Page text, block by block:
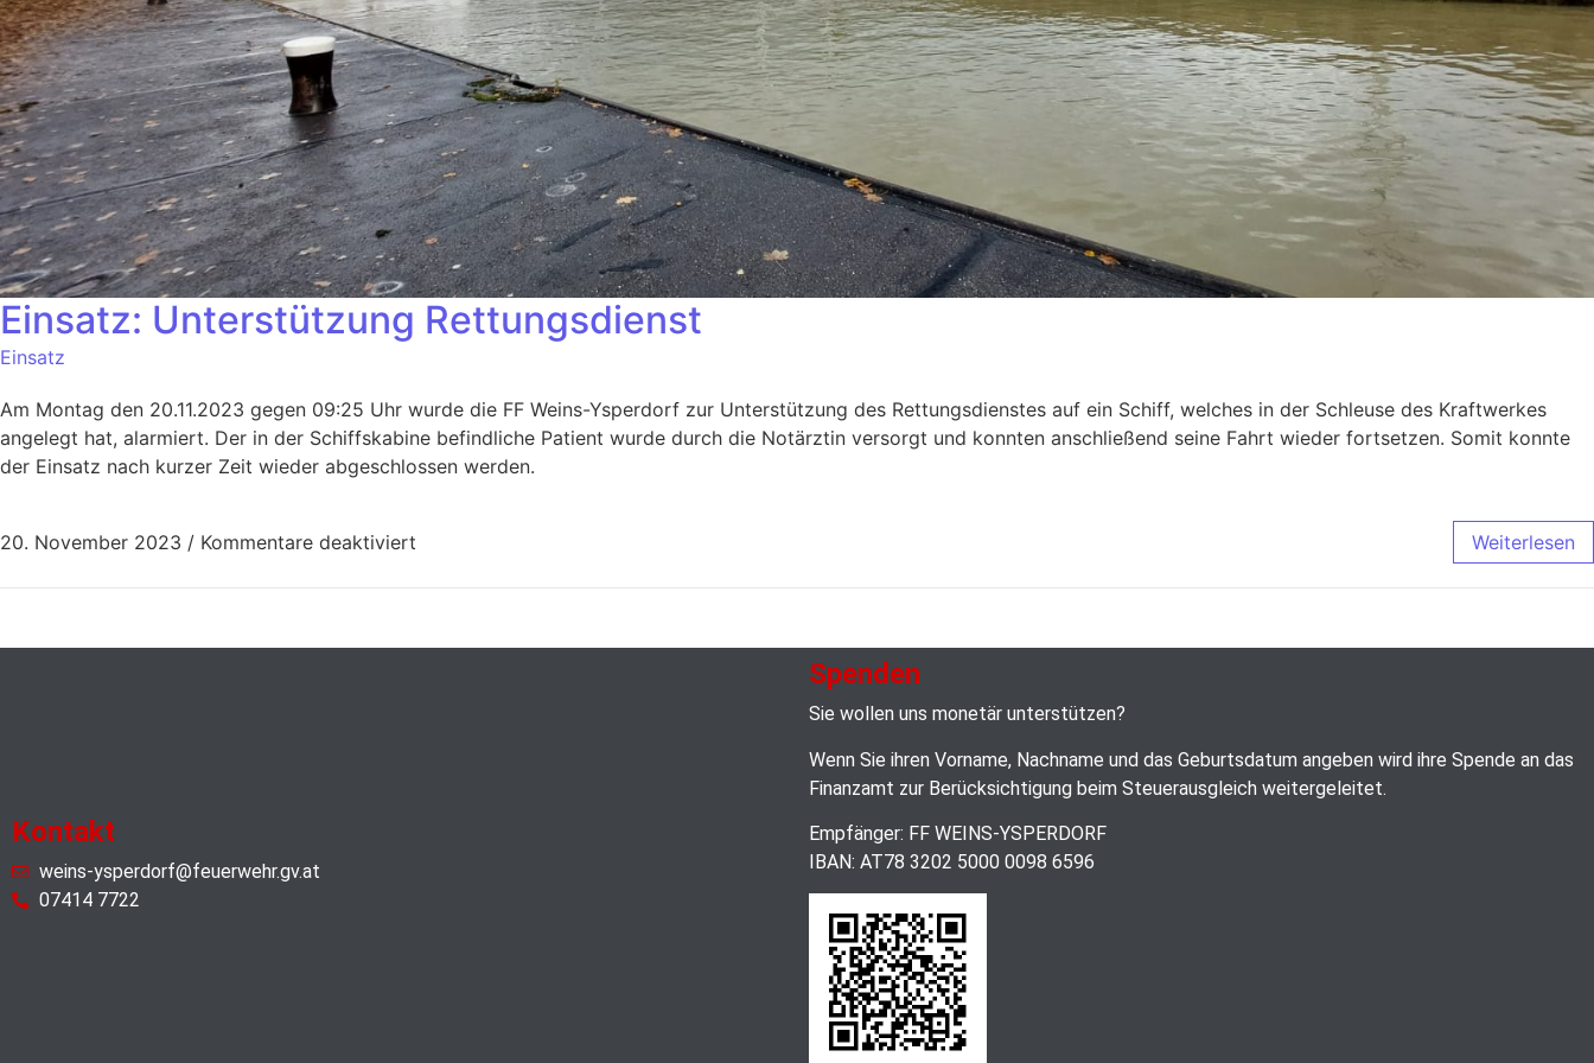
Einsatz: Unterstützung Rettungsdienst
Einsatz
Am Montag den 20.11.2023 gegen 09:25 Uhr wurde die FF Weins-Ysperdorf zur Unterstützung des Rettungsdienstes auf ein Schiff, welches in der Schleuse des Kraftwerkes
angelegt hat, alarmiert. Der in der Schiffskabine befindliche Patient wurde durch die Notärztin versorgt und konnten anschließend seine Fahrt wieder fortsetzen. Somit konnte
der Einsatz nach kurzer Zeit wieder abgeschlossen werden.
20. November 2023 / Kommentare deaktiviert Weiterlesen
Kontakt
weins-ysperdorf@feuerwehr.gv.at
07414 7722
Spenden
Sie wollen uns monetär unterstützen?
Wenn Sie ihren Vorname, Nachname und das Geburtsdatum angeben wird ihre Spende an das
Finanzamt zur Berücksichtigung beim Steuerausgleich weitergeleitet.
Empfänger: FF WEINS-YSPERDORF
IBAN: AT78 3202 5000 0098 6596